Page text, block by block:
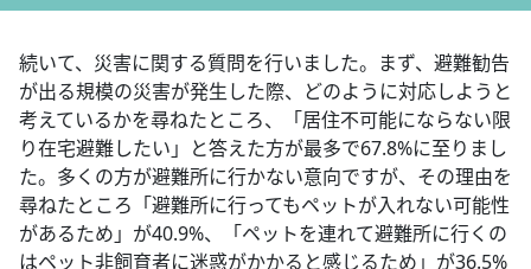
続いて、災害に関する質問を行いました。まず、避難勧告
が出る規模の災害が発生した際、どのように対応しようと
考えているかを尋ねたところ、「居住不可能にならない限
り在宅避難したい」と答えた方が最多で67.8%に至りまし
た。多くの方が避難所に行かない意向ですが、その理由を
尋ねたところ「避難所に行ってもペットが入れない可能性
があるため」が40.9%、「ペットを連れて避難所に行くの
はペット非飼育者に迷惑がかかると感じるため」が36.5%